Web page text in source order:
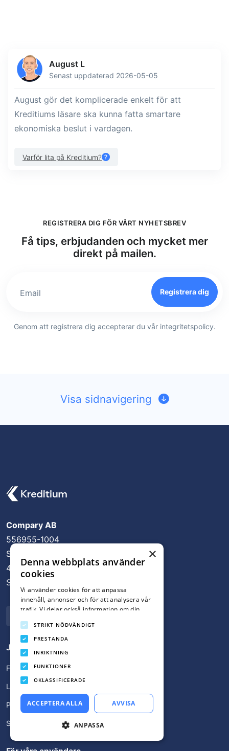
August L
Senast uppdaterad 2026-05-05
August gör det komplicerade enkelt för att
Kreditiums läsare ska kunna fatta smartare
ekonomiska beslut i vardagen.
Varför lita på Kreditium?
REGISTRERA DIG FÖR VÅRT NYHETSBREV
Få tips, erbjudanden och mycket mer
direkt på mailen.
Email Registrera dig
Genom att registrera dig accepterar du vår integritetspolicy.
Visa sidnavigering
Compary AB
556955-1004
Stora Badhusgatan 18
411 21 Göteborg
Sverige
Jämför lån
Företagslån
Låneförmedlare
Privatlån
Snabblån
×
Denna webbplats använder
cookies
Vi använder cookies för att anpassa
innehåll, annonser och för att analysera vår
trafik. Vi delar också information om din
reklam- och analyspartners som kan
kombinera den med annan information som
du har tillhandahållit dem eller som de har
samlat in från din användning av deras
tjänster. Integritetspolicy
STRIKT NÖDVÄNDIGT
PRESTANDA
INRIKTNING
FUNKTIONER
OKLASSIFICERADE
ACCEPTERA ALLA AVVISA
ANPASSA